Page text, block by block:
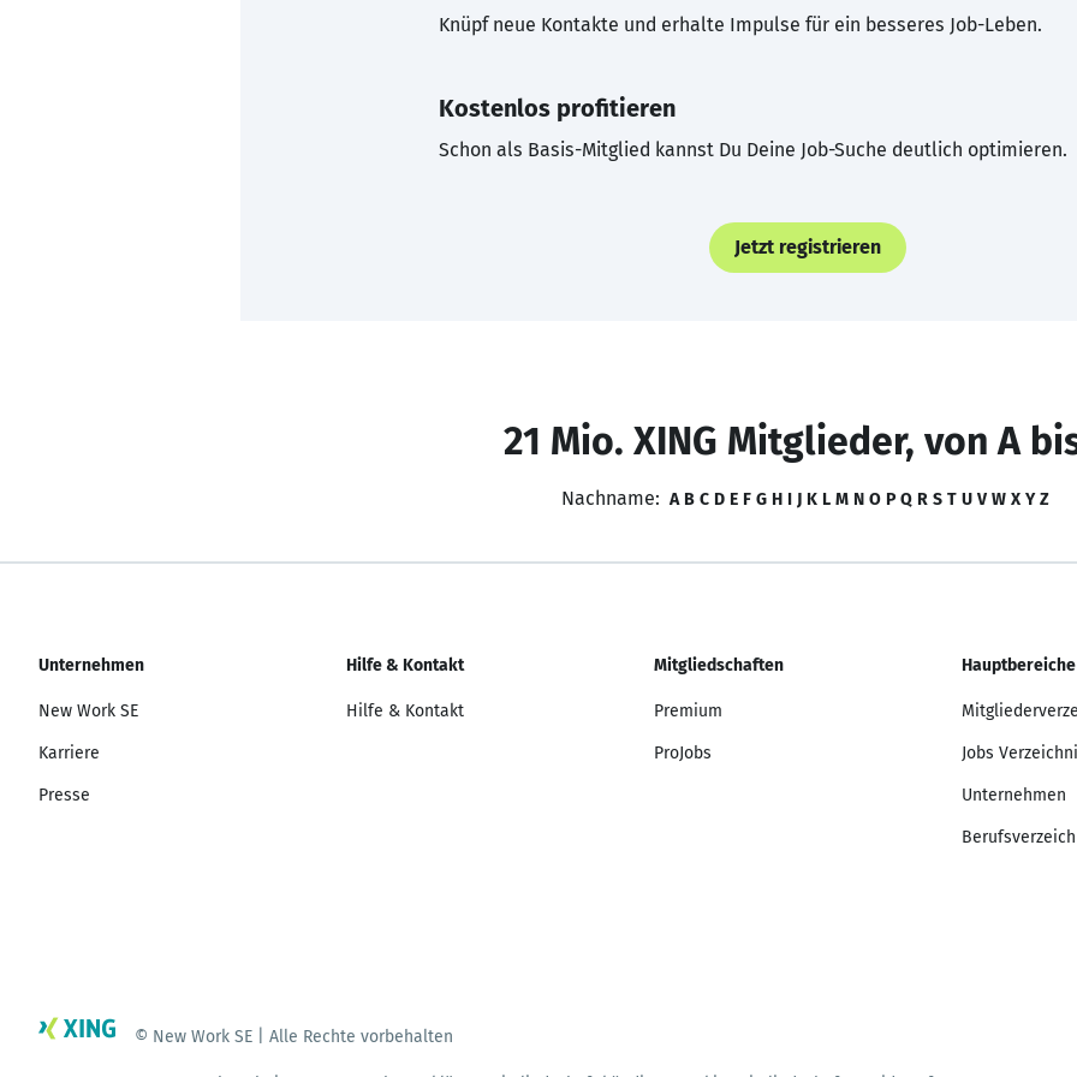
Knüpf neue Kontakte und erhalte Impulse für ein besseres Job-Leben.
Kostenlos profitieren
Schon als Basis-Mitglied kannst Du Deine Job-Suche deutlich optimieren.
Jetzt registrieren
21 Mio. XING Mitglieder, von A
Nachname: A B C D E F G H I J K L M N O P Q R S T U V W X Y Z
Unternehmen
New Work SE
Karriere
Presse
Hilfe & Kontakt
Hilfe & Kontakt
Mitgliedschaften
Premium
ProJobs
Hauptbereiche
Jobs
Unternehmen
© New Work SE | Alle Rechte vorbehalten